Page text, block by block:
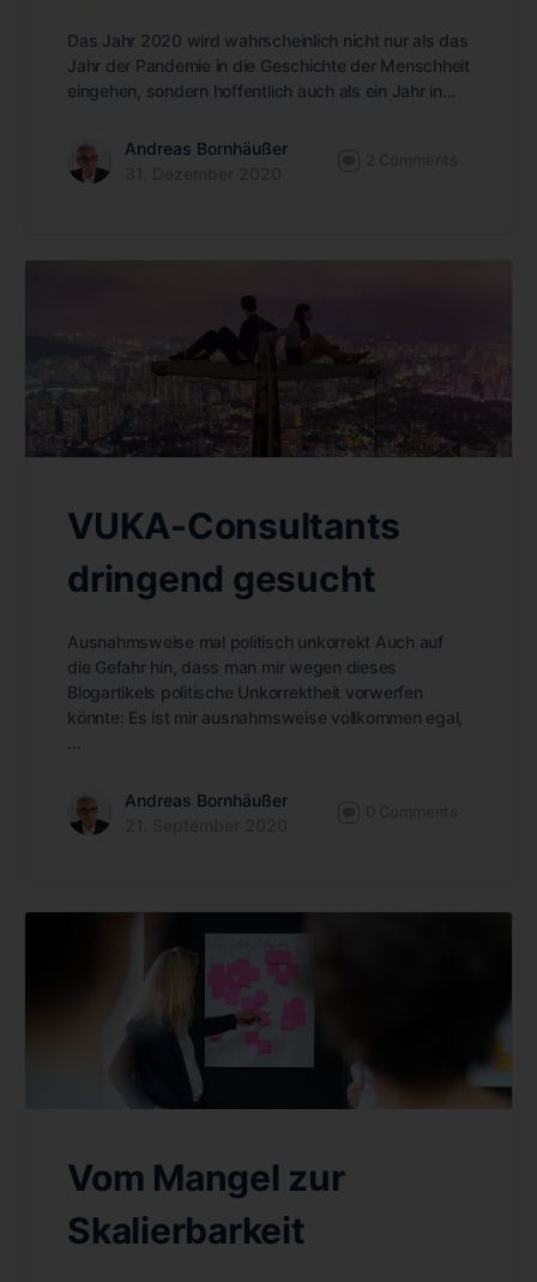
Das Jahr 2020 wird wahrscheinlich nicht nur als das
Jahr der Pandemie in die Geschichte der Menschheit
eingehen, sondern hoffentlich auch als ein Jahr in…
Andreas Bornhäußer
VUKA-Consultants
dringend gesucht
Ausnahmsweise mal politisch unkorrekt Auch auf
die Gefahr hin, dass man mir wegen dieses
Blogartikels politische Unkorrektheit vorwerfen
könnte: Es ist mir ausnahmsweise vollkommen egal,
…
Andreas Bornhäußer
Vom Mangel zur
Skalierbarkeit